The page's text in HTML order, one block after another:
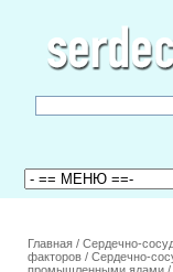
Главная / Сердечно-
факторов / Сердечно-